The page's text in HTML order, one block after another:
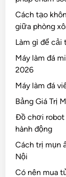
Cách tạo
giữa phòng
Làm gì để cải
Máy làm đá
2026
Máy làm đá
Bảng Giá Trị
Đồ chơi robot
hành động
Cách trị mụn
Nội
Có nên mua